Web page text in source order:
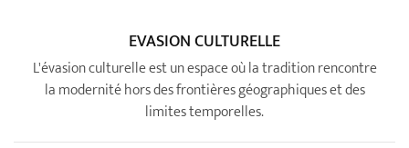
EVASION CULTURELLE
L'évasion culturelle est un espace où la tradition rencontre
la modernité hors des frontières géographiques et des
limites temporelles.